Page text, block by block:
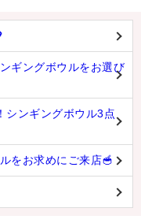
ギングボウルをお選び
シンギングボウル3点
をお求めにご来店🥣